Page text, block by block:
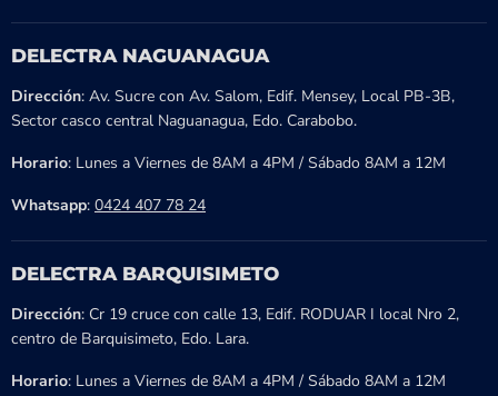
DELECTRA NAGUANAGUA
Dirección: Av. Sucre con Av. Salom, Edif. Mensey, Local PB-3B,
Sector casco central Naguanagua, Edo. Carabobo.
Horario: Lunes a Viernes de 8AM a 4PM / Sábado 8AM a 12M
Whatsapp: 0424 407 78 24
DELECTRA BARQUISIMETO
Dirección: Cr 19 cruce con calle 13, Edif. RODUAR I local Nro 2,
centro de Barquisimeto, Edo. Lara.
Horario: Lunes a Viernes de 8AM a 4PM / Sábado 8AM a 12M